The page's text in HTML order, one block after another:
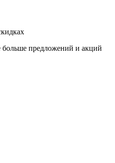
предложений и акций